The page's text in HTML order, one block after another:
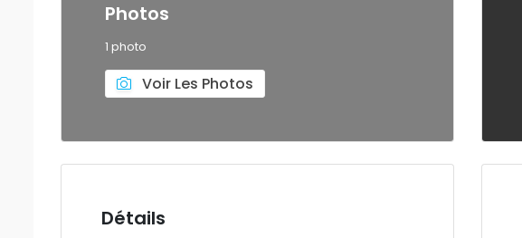
Photos
1 photo
Voir Les Photos
Détails